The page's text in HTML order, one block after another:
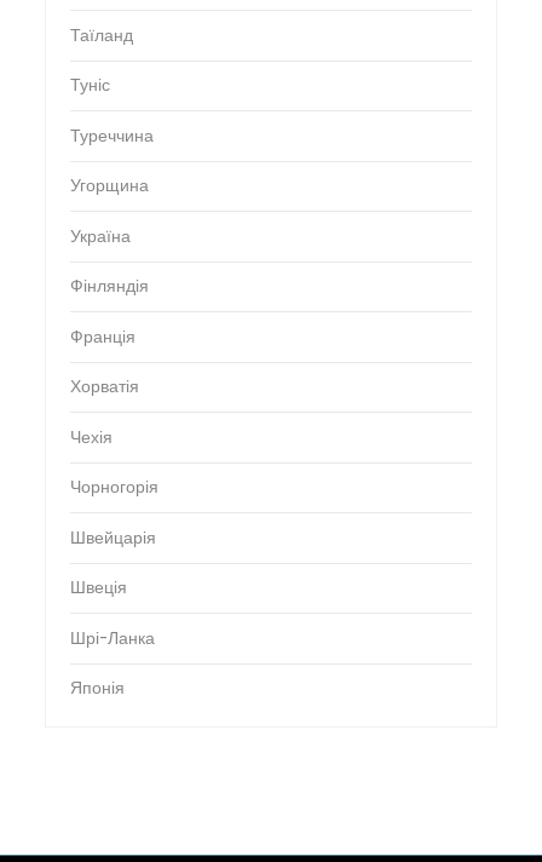
Таїланд
Туніс
Туреччина
Угорщина
Україна
Фінляндія
Франція
Хорватія
Чехія
Чорногорія
Швейцарія
Швеція
Шрі-Ланка
Японія